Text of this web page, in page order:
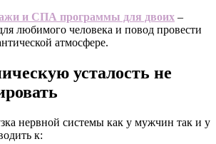
и СПА программы для двоих –
любимого человека и повод провести
атмосфере.
усталость не
нервной системы как у мужчин так и у
к: